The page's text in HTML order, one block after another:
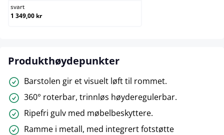
svart
1 349,00 kr
Produkthøydepunkter
Barstolen gir et visuelt løft til rommet.
360° roterbar, trinnløs høyderegulerbar.
Ripefri gulv med møbelbeskyttere.
Ramme i metall, med integrert fotstøtte